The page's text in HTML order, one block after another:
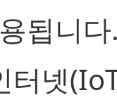
됩니
터넷